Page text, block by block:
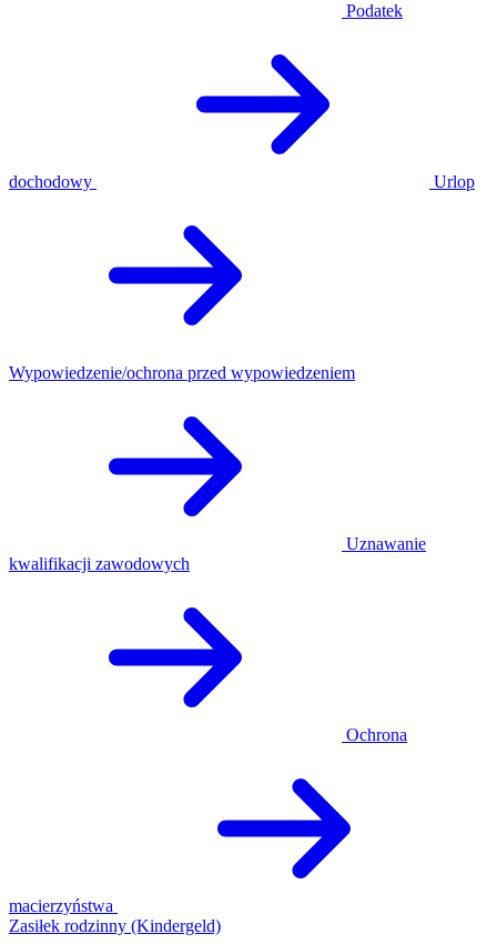
Podatek
dochodowy Urlop
Wypowiedzenie/ochrona przed wypowiedzeniem
Uznawanie
kwalifikacji zawodowych
Ochrona
macierzyństwa
Zasiłek rodzinny (Kindergeld)